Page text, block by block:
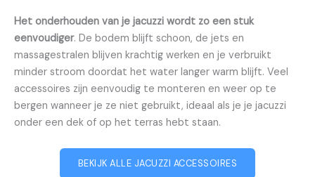
Het onderhouden van je jacuzzi wordt zo een stuk
eenvoudiger. De bodem blijft schoon, de jets en
massagestralen blijven krachtig werken en je verbruikt
minder stroom doordat het water langer warm blijft. Veel
accessoires zijn eenvoudig te monteren en weer op te
bergen wanneer je ze niet gebruikt, ideaal als je je jacuzzi
onder een dek of op het terras hebt staan.
BEKIJK ALLE JACUZZI ACCESSOIRES